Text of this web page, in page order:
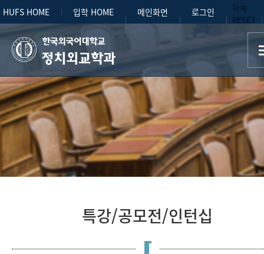
HUFS HOME 입학 HOME 메인화면 로그인
작게
RESET
크게
정치외교학과
특강/공모전/인턴십